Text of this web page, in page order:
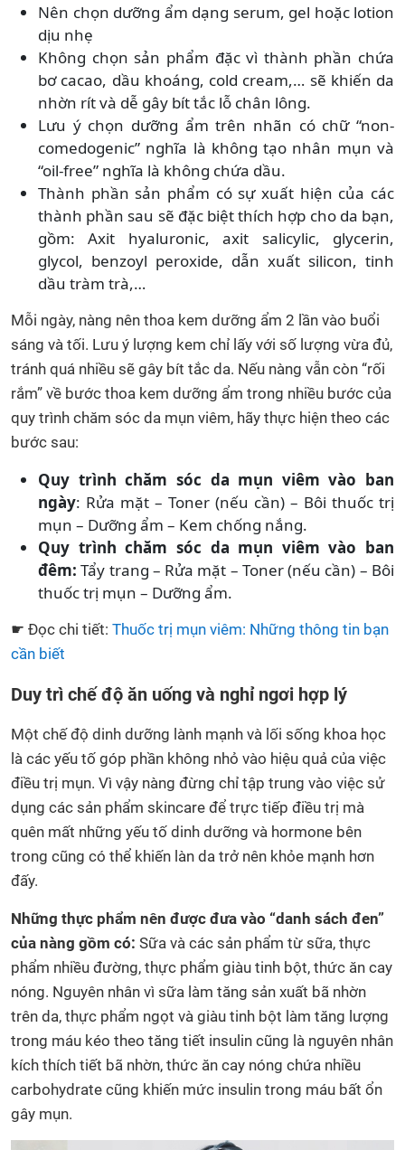
Nên chọn dưỡng ẩm dạng serum, gel hoặc lotion
dịu nhẹ
Không chọn sản phẩm đặc vì thành phần chứa
bơ cacao, dầu khoáng, cold cream,… sẽ khiến da
nhờn rít và dễ gây bít tắc lỗ chân lông.
Lưu ý chọn dưỡng ẩm trên nhãn có chữ “non-
comedogenic” nghĩa là không tạo nhân mụn và
“oil-free” nghĩa là không chứa dầu.
Thành phần sản phẩm có sự xuất hiện của các
thành phần sau sẽ đặc biệt thích hợp cho da bạn,
gồm: Axit hyaluronic, axit salicylic, glycerin,
glycol, benzoyl peroxide, dẫn xuất silicon, tinh
dầu tràm trà,…
Mỗi ngày, nàng nên thoa kem dưỡng ẩm 2 lần vào buổi
sáng và tối. Lưu ý lượng kem chỉ lấy với số lượng vừa đủ,
tránh quá nhiều sẽ gây bít tắc da. Nếu nàng vẫn còn “rối
rắm” về bước thoa kem dưỡng ẩm trong nhiều bước của
quy trình chăm sóc da mụn viêm, hãy thực hiện theo các
bước sau:
Quy trình chăm sóc da mụn viêm vào ban
ngày: Rửa mặt – Toner (nếu cần) – Bôi thuốc trị
mụn – Dưỡng ẩm – Kem chống nắng.
Quy trình chăm sóc da mụn viêm vào ban
đêm: Tẩy trang – Rửa mặt – Toner (nếu cần) – Bôi
thuốc trị mụn – Dưỡng ẩm.
☛ Đọc chi tiết: Thuốc trị mụn viêm: Những thông tin bạn
cần biết
Duy trì chế độ ăn uống và nghỉ ngơi hợp lý
Một chế độ dinh dưỡng lành mạnh và lối sống khoa học
là các yếu tố góp phần không nhỏ vào hiệu quả của việc
điều trị mụn. Vì vậy nàng đừng chỉ tập trung vào việc sử
dụng các sản phẩm skincare để trực tiếp điều trị mà
quên mất những yếu tố dinh dưỡng và hormone bên
trong cũng có thể khiến làn da trở nên khỏe mạnh hơn
đấy.
Những thực phẩm nên được đưa vào “danh sách đen”
của nàng gồm có: Sữa và các sản phẩm từ sữa, thực
phẩm nhiều đường, thực phẩm giàu tinh bột, thức ăn cay
nóng. Nguyên nhân vì sữa làm tăng sản xuất bã nhờn
trên da, thực phẩm ngọt và giàu tinh bột làm tăng lượng
trong máu kéo theo tăng tiết insulin cũng là nguyên nhân
kích thích tiết bã nhờn, thức ăn cay nóng chứa nhiều
carbohydrate cũng khiến mức insulin trong máu bất ổn
gây mụn.